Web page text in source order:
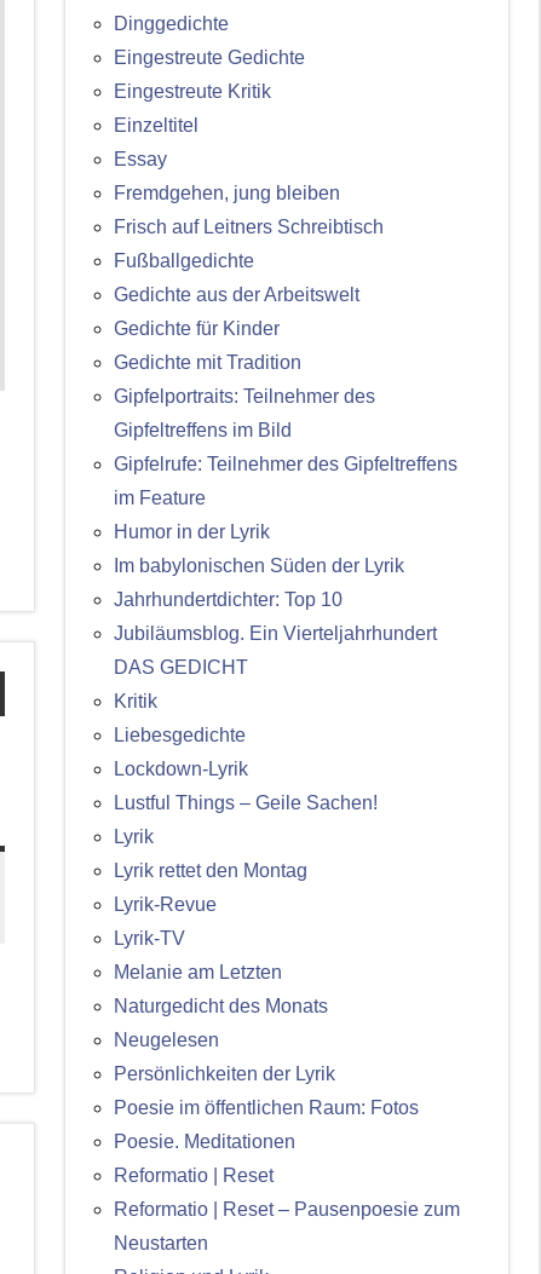
Dinggedichte
Eingestreute Gedichte
Eingestreute Kritik
Einzeltitel
Essay
Fremdgehen, jung bleiben
Frisch auf Leitners Schreibtisch
Fußballgedichte
Gedichte aus der Arbeitswelt
Gedichte für Kinder
Gedichte mit Tradition
Gipfelportraits: Teilnehmer des
Gipfeltreffens im Bild
Gipfelrufe: Teilnehmer des Gipfeltreffens
im Feature
Humor in der Lyrik
Im babylonischen Süden der Lyrik
Jahrhundertdichter: Top 10
Jubiläumsblog. Ein Vierteljahrhundert
DAS GEDICHT
Kritik
Liebesgedichte
Lockdown-Lyrik
Lustful Things – Geile Sachen!
Lyrik
Lyrik rettet den Montag
Lyrik-Revue
Lyrik-TV
Melanie am Letzten
Naturgedicht des Monats
Neugelesen
Persönlichkeiten der Lyrik
Poesie im öffentlichen Raum: Fotos
Poesie. Meditationen
Reformatio | Reset
Reformatio | Reset – Pausenpoesie zum
Neustarten